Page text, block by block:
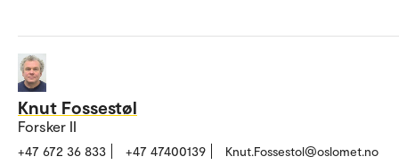
Knut Fossestøl
Forsker II
+47 672 36 833 +47 47400139 Knut.Fossestol@oslomet.no